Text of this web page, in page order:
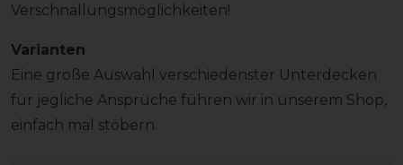
Verschnallungsmöglichkeiten!
Varianten
Eine große Auswahl verschiedenster Unterdecken
für jegliche Ansprüche führen wir in unserem Shop,
einfach mal stöbern.